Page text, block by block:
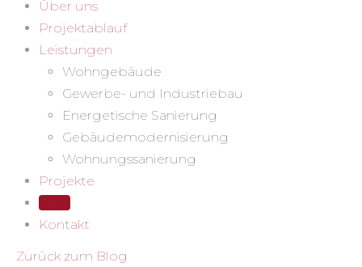
Über uns
Projektablauf
Leistungen
Wohngebäude
Gewerbe- und Industriebau
Energetische Sanierung
Gebäudemodernisierung
Wohnungssanierung
Projekte
Blog
Kontakt
Zurück zum Blog